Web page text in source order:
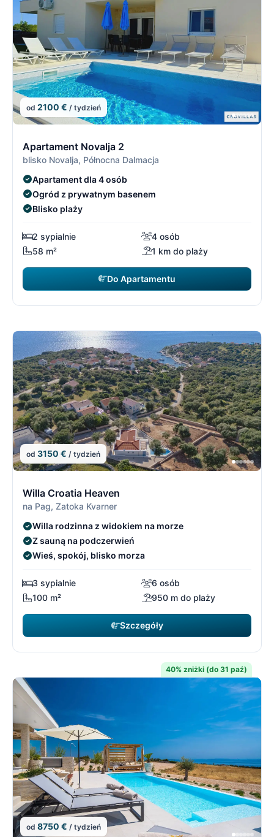
od 2100 € / tydzień
Apartament Novalja 2
blisko Novalja, Północna Dalmacja
Apartament dla 4 osób
Ogród z prywatnym basenem
Blisko plaży
2 sypialnie
4 osób
58 m²
1 km do plaży
Do Apartamentu
od 3150 € / tydzień
Willa Croatia Heaven
na Pag, Zatoka Kvarner
Willa rodzinna z widokiem na morze
Z sauną na podczerwień
Wieś, spokój, blisko morza
3 sypialnie
6 osób
100 m²
950 m do plaży
Szczegóły
40% zniżki (do 31 paź)
od 8750 € / tydzień